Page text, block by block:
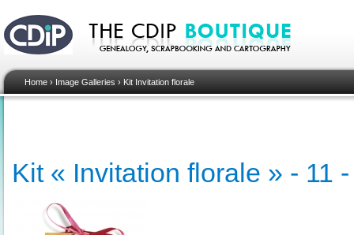
Home › Image Galleries › Kit Invitation florale
Kit « Invitation florale » - 11